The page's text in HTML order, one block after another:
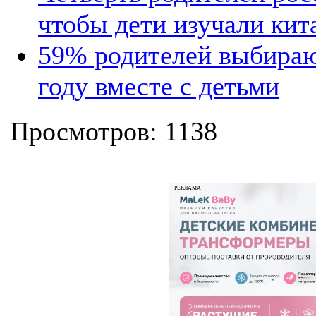
чтобы дети изучали
59% родителей
году вместе с детьми
Просмотров: 1138
РЕКЛАМА